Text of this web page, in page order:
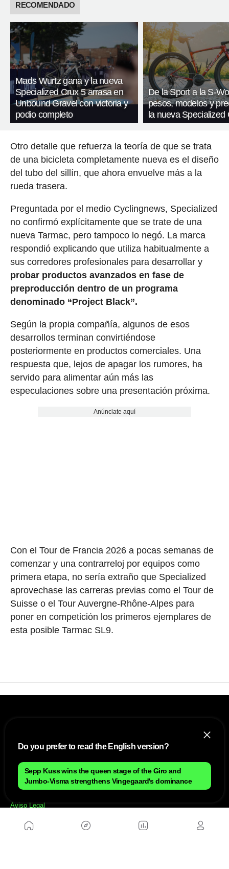
RECOMENDADO
Mads Wurtz gana y la nueva
Specialized Crux 5 arrasa en
Unbound Gravel con victoria y
podio completo
De la Sport a la S-
pesos, modelos y
la nueva Specialized
Otro detalle que refuerza la teoría de que se trata
de una bicicleta completamente nueva es el diseño
del tubo del sillín, que ahora envuelve más a la
rueda trasera.
Preguntada por el medio Cyclingnews, Specialized
no confirmó explícitamente que se trate de una
nueva Tarmac, pero tampoco lo negó. La marca
respondió explicando que utiliza habitualmente a
sus corredores profesionales para desarrollar y
probar productos avanzados en fase de
preproducción dentro de un programa
denominado “Project Black”.
Según la propia compañía, algunos de esos
desarrollos terminan convirtiéndose
posteriormente en productos comerciales. Una
respuesta que, lejos de apagar los rumores, ha
servido para alimentar aún más las
especulaciones sobre una presentación próxima.
Anúnciate aquí
Con el Tour de Francia 2026 a pocas semanas de
comenzar y una contrarreloj por equipos como
primera etapa, no sería extraño que Specialized
aprovechase las carreras previas como el Tour de
Suisse o el Tour Auvergne-Rhône-Alpes para
poner en competición los primeros ejemplares de
esta posible Tarmac SL9.
NOSOTROS
Aviso Legal
Política de cookies
Política de privacidad
Do you prefer to read the English version?
Sepp Kuss wins the queen stage of the Giro and
Jumbo-Visma strengthens Vingegaard's dominance